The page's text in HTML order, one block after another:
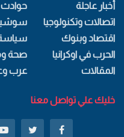
أخبار عاجلة
اتصالات وتكنولوجيا
اقتصاد وبنوك
الحرب في اوكرانيا
المقالات
حوادث
سياسة
صحة
عرب
خليك علي تواصل معنا